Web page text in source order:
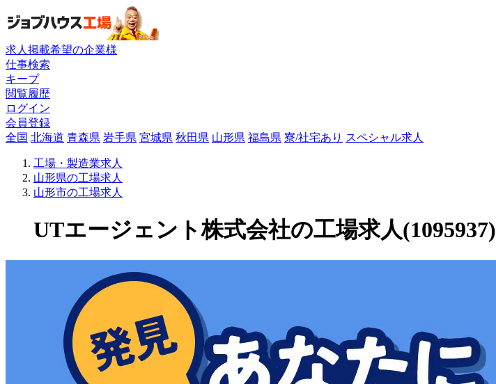
求人掲載希望の企業様
仕事検索
キープ
閲覧履歴
ログイン
会員登録
全国 北海道 青森県 岩手県 宮城県 秋田県 山形県 福島県 寮/社宅あり スペシャル求人
工場・製造業求人
山形県の工場求人
山形市の工場求人
UTエージェント株式会社の工場求人(1095937)